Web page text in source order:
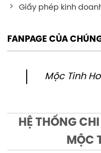
Giấy phép kinh
FANPAGE CỦA
Mộc Tinh
HỆ THỐNG
MỘC